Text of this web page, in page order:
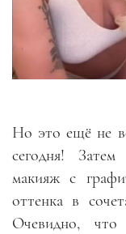
Но это ещё не
сегодня!
макияж с
оттенка в
Очевидно, что